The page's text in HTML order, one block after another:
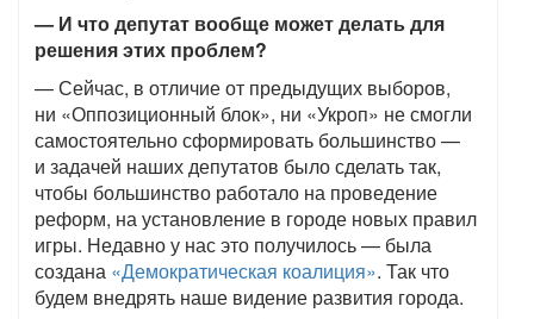
— И что депутат вообще может делать для
решения этих проблем?
— Сейчас, в отличие от предыдущих выборов,
ни «Оппозиционный блок», ни «Укроп» не смогли
самостоятельно сформировать большинство —
и задачей наших депутатов было сделать так,
чтобы большинство работало на проведение
реформ, на установление в городе новых правил
игры. Недавно у нас это получилось — была
создана «Демократическая коалиция». Так что
будем внедрять наше видение развития города.